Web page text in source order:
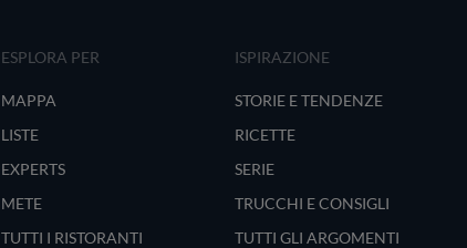
ESPLORA PER
MAPPA
LISTE
EXPERTS
METE
TUTTI I RISTORANTI
ISPIRAZIONE
STORIE E TENDENZE
RICETTE
SERIE
TRUCCHI E CONSIGLI
TUTTI GLI ARGOMENTI